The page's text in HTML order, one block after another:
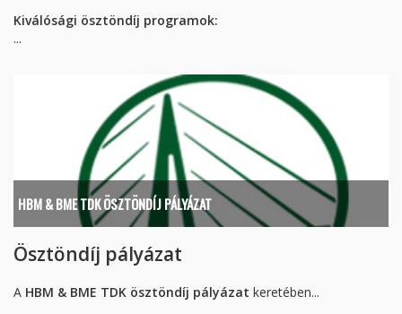
Kiválósági ösztöndíj programok:
...
HBM & BME TDK ÖSZTÖNDÍJ PÁLYÁZAT
Ösztöndíj pályázat
A HBM & BME TDK ösztöndíj pályázat keretében...